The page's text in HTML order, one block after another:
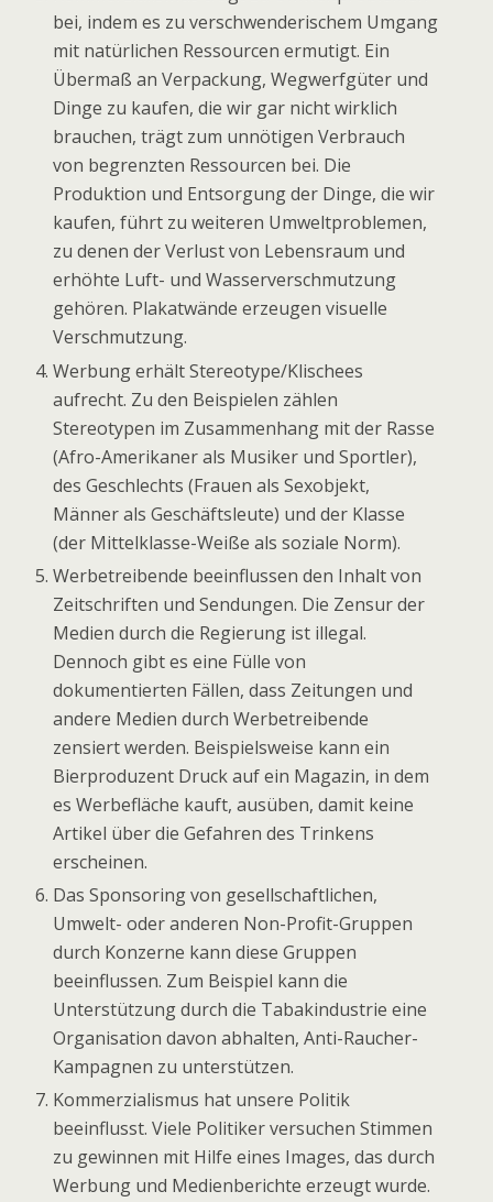
bei, indem es zu verschwenderischem Umgang
mit natürlichen Ressourcen ermutigt. Ein
Übermaß an Verpackung, Wegwerfgüter und
Dinge zu kaufen, die wir gar nicht wirklich
brauchen, trägt zum unnötigen Verbrauch
von begrenzten Ressourcen bei. Die
Produktion und Entsorgung der Dinge, die wir
kaufen, führt zu weiteren Umweltproblemen,
zu denen der Verlust von Lebensraum und
erhöhte Luft- und Wasserverschmutzung
gehören. Plakatwände erzeugen visuelle
Verschmutzung.
Werbung erhält Stereotype/Klischees
aufrecht. Zu den Beispielen zählen
Stereotypen im Zusammenhang mit der Rasse
(Afro-Amerikaner als Musiker und Sportler),
des Geschlechts (Frauen als Sexobjekt,
Männer als Geschäftsleute) und der Klasse
(der Mittelklasse-Weiße als soziale Norm).
Werbetreibende beeinflussen den Inhalt von
Zeitschriften und Sendungen. Die Zensur der
Medien durch die Regierung ist illegal.
Dennoch gibt es eine Fülle von
dokumentierten Fällen, dass Zeitungen und
andere Medien durch Werbetreibende
zensiert werden. Beispielsweise kann ein
Bierproduzent Druck auf ein Magazin, in dem
es Werbefläche kauft, ausüben, damit keine
Artikel über die Gefahren des Trinkens
erscheinen.
Das Sponsoring von gesellschaftlichen,
Umwelt- oder anderen Non-Profit-Gruppen
durch Konzerne kann diese Gruppen
beeinflussen. Zum Beispiel kann die
Unterstützung durch die Tabakindustrie eine
Organisation davon abhalten, Anti-Raucher-
Kampagnen zu unterstützen.
Kommerzialismus hat unsere Politik
beeinflusst. Viele Politiker versuchen Stimmen
zu gewinnen mit Hilfe eines Images, das durch
Werbung und Medienberichte erzeugt wurde.